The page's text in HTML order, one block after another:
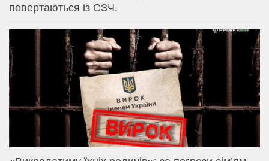
повертаються із СЗЧ.